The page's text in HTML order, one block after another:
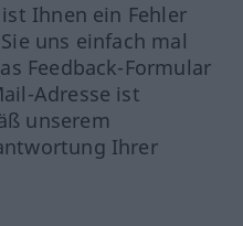
Ihnen ein Fehler
uns einfach mal
Feedback-Formular
Adresse ist
unserem
Ihrer